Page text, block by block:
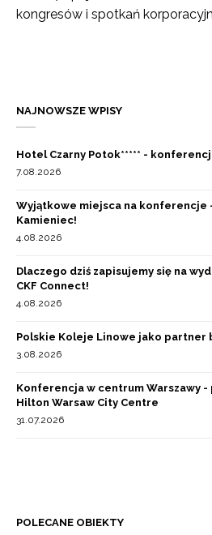
kongresów i spotkań
NAJNOWSZE WPISY
Hotel Czarny Potok***** -
7.08.2026
Wyjątkowe miejsca na konferencje -
Kamieniec!
4.08.2026
Dlaczego dziś zapisujemy się na
CKF Connect!
4.08.2026
Polskie Koleje Linowe jako partner
3.08.2026
Konferencja w centrum Warszawy -
Hilton Warsaw City Centre
31.07.2026
POLECANE OBIEKTY